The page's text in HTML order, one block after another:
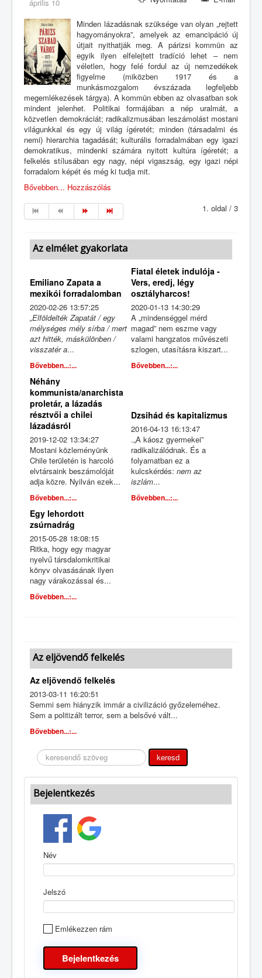
április 10
Minden lázadásnak szüksége van olyan „rejtett
hagyományokra”, amelyek az emancipáció új
útjait nyithatják meg. A párizsi kommün az
egyik ilyen elfelejtett tradíció lehet – nem
véletlen, hogy felé fordul az új nemzedékek
figyelme (miközben 1917 és a
munkásmozgalom évszázada legfeljebb
megemlékezések tárgya). A kommün ebben az olvasatban sok
mindent jelenhet. Politikai formájában a nép uralmát, a
közvetlen demokráciát; radikalizmusában leszámolást mostani
világunkkal és egy új világ ígéretét; minden (társadalmi és
nemi) hierarchia tagadását; kulturális forradalmában egy igazi
demokratikus, mindenki számára nyitott kultúra ígéretét; a
felkelés stílusában egy nagy, népi vigaszság, egy igazi népi
forradalom képét és még ki tudja mit.
Bővebben... Hozzászólás
1. oldal / 3
Az elmélet gyakorlata
Emiliano Zapata a
mexikói forradalomban
2020-02-26 13:57:25
„Elföldelték Zapatát / egy
mélységes mély sírba / mert
azt hitték, máskülönben /
visszatér a...
Bővebben...:...
Fiatal életek indulója -
Vers, eredj, légy
osztályharcos!
2020-01-13 14:30:29
A „mindenséggel mérd
magad” nem eszme vagy
valami hangzatos művészeti
szlogen, utasításra kiszart...
Bővebben...:...
Néhány
kommunista/anarchista
proletár, a lázadás
résztvői a chilei
lázadásról
2019-12-02 13:34:27
Mostani közleményünk
Chile területén is harcoló
elvtársaink beszámolóját
adja közre. Nyilván ezek...
Bővebben...:...
Dzsihád és kapitalizmus
2016-04-13 16:13:47
.„A káosz gyermekei”
radikalizálódnak. És a
folyamatban ez a
kulcskérdés:nem az
iszlám...
Bővebben...:...
Egy lehordott
zsúrnadrág
2015-05-28 18:08:15
Ritka, hogy egy magyar
nyelvű társdalomkritikai
könyv olvasásának ilyen
nagy várakozással és...
Bővebben...:...
Az eljövendő felkelés
Az eljövendő felkelés
2013-03-11 16:20:51
Semmi sem hiányzik immár a civilizáció győzeleméhez.
Sem a politizált terror, sem a belsővé vált...
Bővebben...:...
Keresés keresd
Bejelentkezés
Név
Jelszó
Emlékezzen rám